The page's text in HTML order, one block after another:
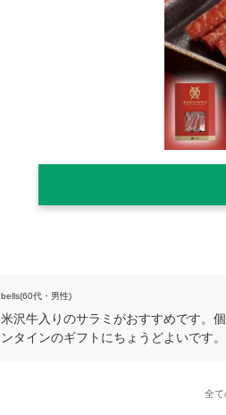
bells(60代・男性)
米沢牛入りのサラミがおすすめです。
ンタインのギフトにちょうどよいです
全て